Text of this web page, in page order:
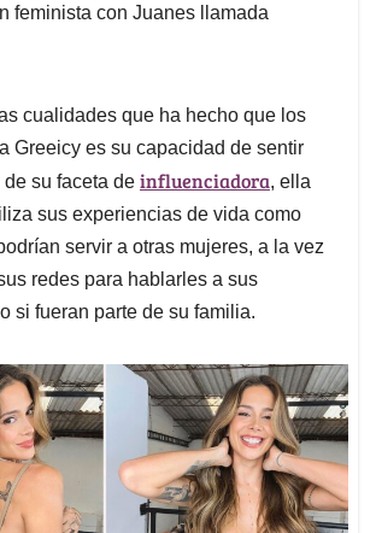
feminista con Juanes llamada
cualidades que ha hecho que los
Greeicy es su capacidad de sentir
su faceta de influenciadora, ella
sus experiencias de vida como
servir a otras mujeres, a la vez
redes para hablarles a sus
si fueran parte de su familia.